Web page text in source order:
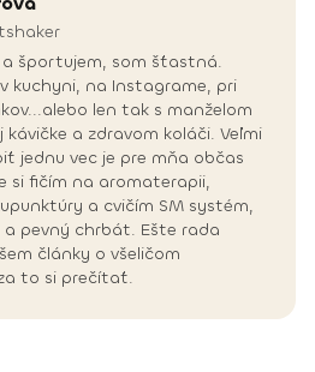
športujem, som šťastná.
kuchyni, na Instagrame, pri
len tak s manželom
a zdravom koláči. Veľmi
jednu vec je pre mňa občas
si fičím na aromaterapii,
a cvičím SM systém,
pevný chrbát. Ešte rada
články o všeličom
to si prečítať.